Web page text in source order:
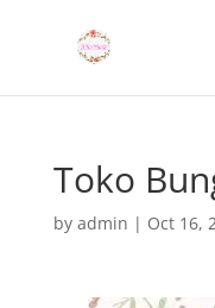
Toko
by admin | Oct 16,